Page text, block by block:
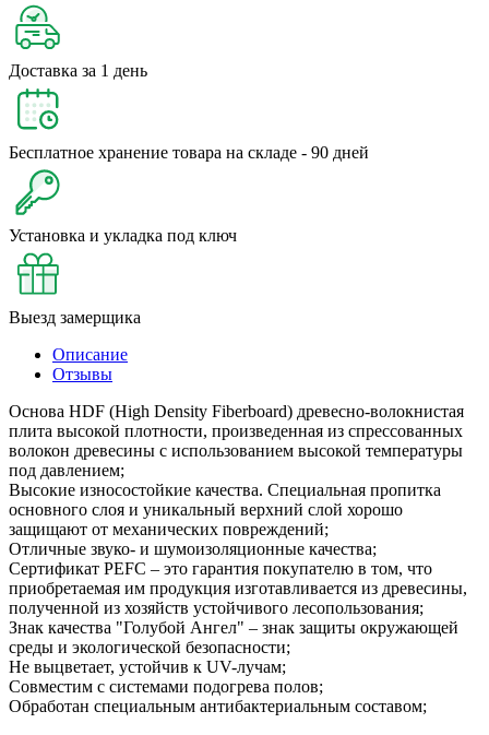
Доставка за 1 день
Бесплатное хранение товара на складе - 90 дней
Установка и укладка под ключ
Выезд замерщика
Описание
Отзывы
Основа HDF (High Density Fiberboard) древесно-волокнистая
плита высокой плотности, произведенная из спрессованных
волокон древесины с использованием высокой температуры
под давлением;
Высокие износостойкие качества. Специальная пропитка
основного слоя и уникальный верхний слой хорошо
защищают от механических повреждений;
Отличные звуко- и шумоизоляционные качества;
Сертификат PEFC – это гарантия покупателю в том, что
приобретаемая им продукция изготавливается из древесины,
полученной из хозяйств устойчивого лесопользования;
Знак качества "Голубой Ангел" – знак защиты окружающей
среды и экологической безопасности;
Не выцветает, устойчив к UV-лучам;
Совместим с системами подогрева полов;
Обработан специальным антибактериальным составом;